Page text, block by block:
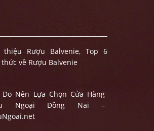
thiệu Rượu Balvenie, Top 6
về Rượu Balvenie
Do Nên Lựa Chọn Cửa Hàng
Ngoại Đồng Nai –